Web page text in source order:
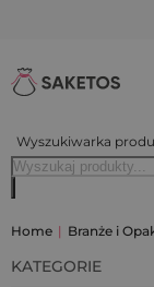
Wyszukiwarka
Home | Branże i
KATEGORIE